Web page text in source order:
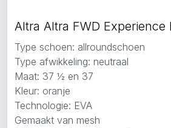
Type schoen: allroundschoen
Type afwikkeling: neutraal
Maat: 37 ½ en 37
Kleur: oranje
Technologie: EVA
Gemaakt van mesh